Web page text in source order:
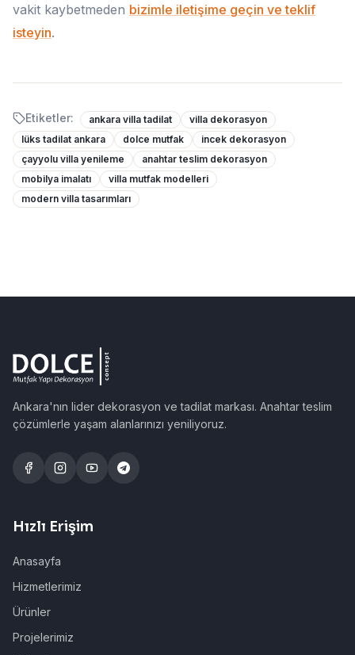
vakit kaybetmeden bizimle iletişime geçin ve teklif
isteyin.
Etiketler: ankara villa tadilat
villa dekorasyon
lüks tadilat ankara
dolce mutfak
incek dekorasyon
çayyolu villa yenileme
anahtar teslim dekorasyon
mobilya imalatı
villa mutfak modelleri
modern villa tasarımları
Ankara'nın lider dekorasyon ve tadilat markası. Anahtar teslim
çözümlerle yaşam alanlarınızı yeniliyoruz.
Hızlı Erişim
Anasayfa
Hizmetlerimiz
Ürünler
Projelerimiz